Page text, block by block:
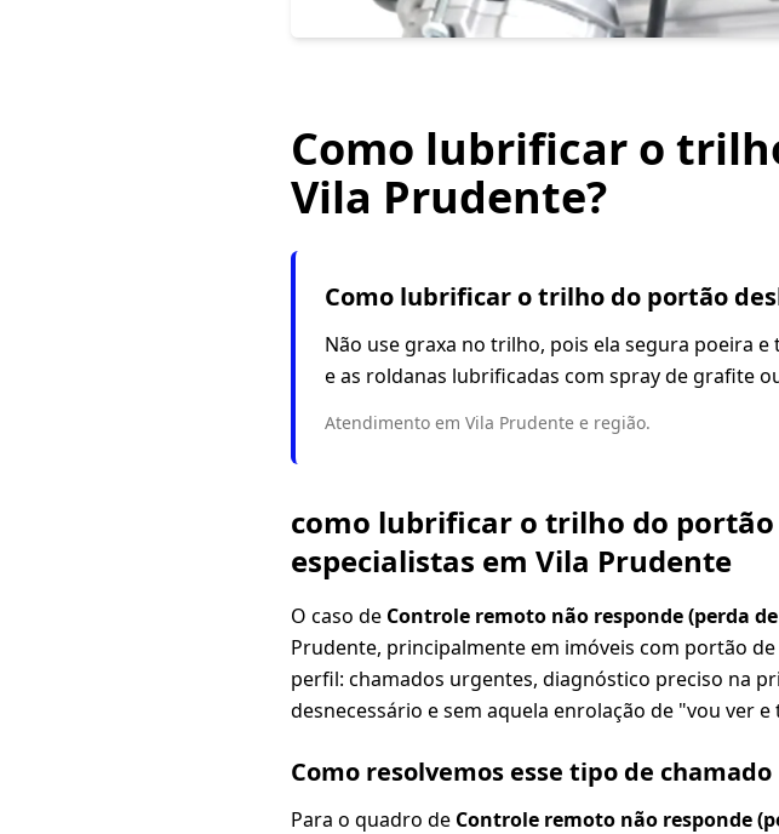
Como lubrificar o
Vila Prudente?
Como lubrificar o trilho do portão
Não use graxa no trilho, pois ela segura poeira
e as roldanas lubrificadas com spray de grafite
Atendimento em Vila Prudente e região.
como lubrificar o trilho do
especialistas em Vila Prudente
O caso de Controle remoto não responde (perda
Prudente, principalmente em imóveis com portão
perfil: chamados urgentes, diagnóstico preciso na
desnecessário e sem aquela enrolação de "vou ver e
Como resolvemos esse tipo de chamado
Para o quadro de Controle remoto não responde